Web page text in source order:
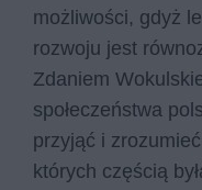
możliwości, gdyż
rozwoju jest
Zdaniem
społeczeństwa
przyjąć i
których częścią